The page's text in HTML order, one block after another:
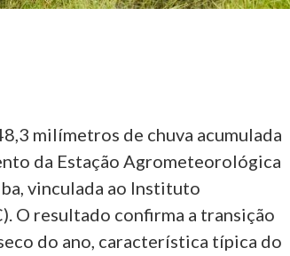
milímetros de chuva acumulada
da Estação Agrometeorológica
vinculada ao Instituto
O resultado confirma a transição
do ano, característica típica do